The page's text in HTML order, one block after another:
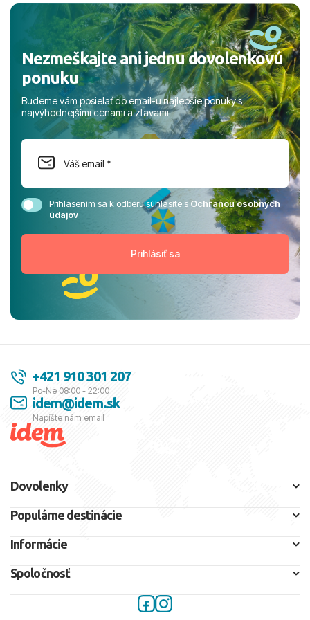
Nezmeškajte ani jednu dovolenkovú
ponuku
Budeme vám posielať do email-u najlepšie ponuky s
najvýhodnejšími cenami a zľavami
Prihlásením sa k odberu súhlasíte sOchranou osobných
údajov
+421 910 301 207
Po-Ne 08:00 - 22:00
idem@idem.sk
Napíšte nám email
Dovolenky
Populárne destinácie
Informácie
Spoločnosť